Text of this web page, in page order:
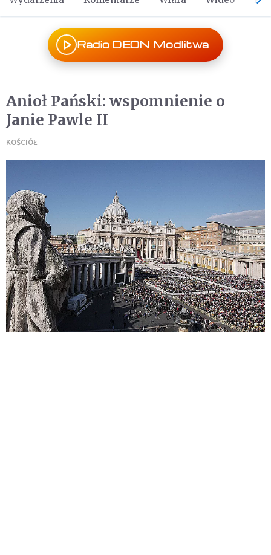
Radio DEON Modlitwa
Anioł Pański: wspomnienie o
Janie Pawle II
KOŚCIÓŁ